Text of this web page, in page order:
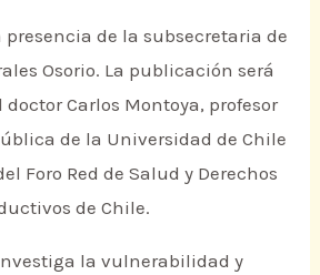
de la subsecretaria de
Osorio. La publicación será
Carlos Montoya, profesor
de la Universidad de Chile
Foro Red de Salud y Derechos
de Chile.
la vulnerabilidad y